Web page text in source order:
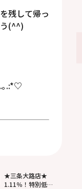
残して帰っ
(^^)
｡.:*♡
★三条大路店★
1.11％！特別低金